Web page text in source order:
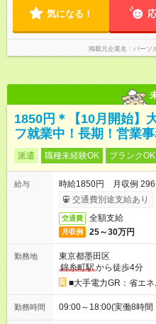
気になる！
掲載元企業名 パーソ
1850円＊【10月開始】
フ就業中！長期！営業
派遣 職種未経験OK ブランクOK
給与
時給1850円 月収例
交通費別途支給あり
交通費 全額支給
月収例 25～30万円
勤務地
東京都墨田区
錦糸町駅から徒歩4分
■大手電力GR：省エ
勤務時間 09:00～18:00(実働8時